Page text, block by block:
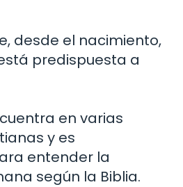
desde el nacimiento,
predispuesta a
en varias
y es
entender la
según la Biblia.